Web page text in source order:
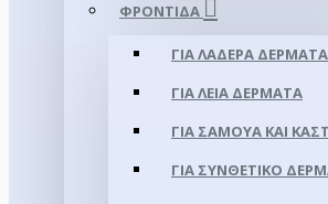
ΦΡΟΝΤΊΔΑ
ΓΙΑ ΛΑΔΕΡΆ ΔΈΡΜΑΤΑ
ΓΙΑ ΛΕΊΑ ΔΈΡΜΑΤΑ
ΓΙΑ ΣΑΜΟΥΑ ΚΑΙ
ΓΙΑ ΣΥΝΘΕΤΙΚΌ